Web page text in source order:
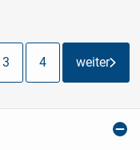
3 4 weiter